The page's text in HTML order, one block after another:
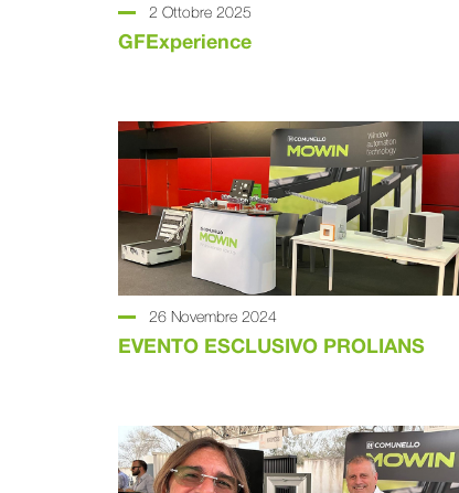
2 Ottobre 2025
GFExperience
26 Novembre 2024
EVENTO ESCLUSIVO PROLIANS